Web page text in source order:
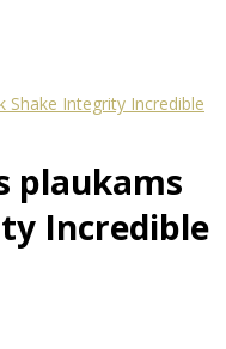
Shake Integrity Incredible
plaukams
Incredible